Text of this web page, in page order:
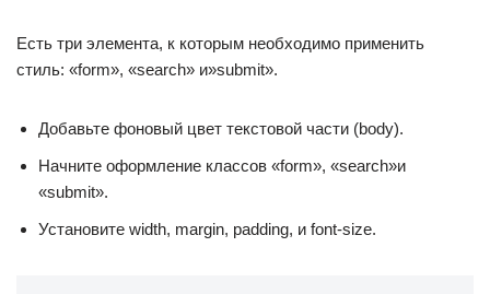
Есть три элемента, к которым необходимо применить
стиль: «form», «search» и»submit».
Добавьте фоновый цвет текстовой части (body).
Начните оформление классов «form», «search»и
«submit».
Установите width, margin, padding, и font-size.